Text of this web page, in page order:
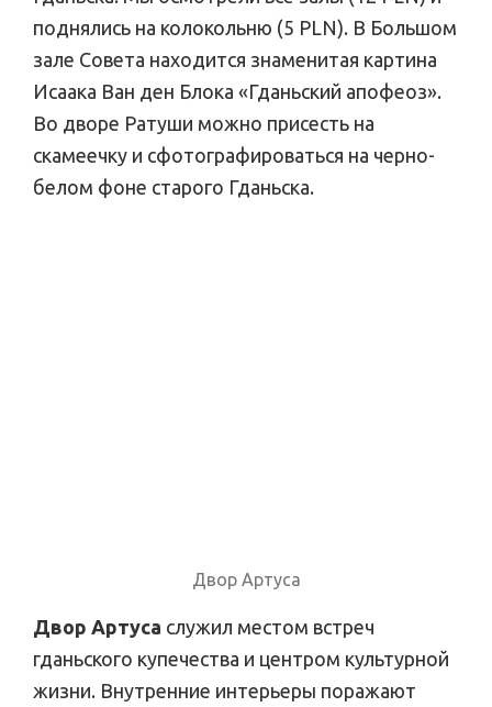
поднялись на колокольню (5 PLN). В Большом
зале Совета находится знаменитая картина
Исаака Ван ден Блока «Гданьский апофеоз».
Во дворе Ратуши можно присесть на
скамеечку и сфотографироваться на черно-
белом фоне старого Гданьска.
Двор Артуса
Двор Артуса служил местом встреч
гданьского купечества и центром культурной
жизни. Внутренние интерьеры поражают